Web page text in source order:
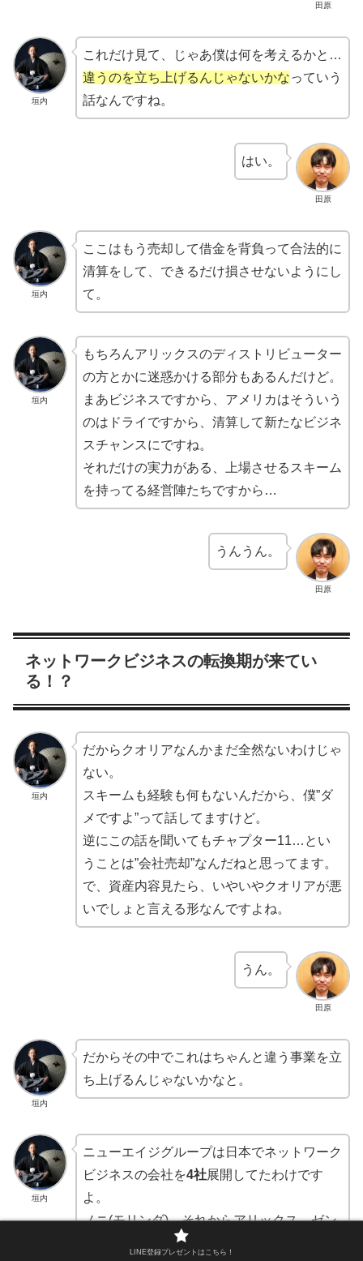
田原
垣内
これだけ見て、じゃあ僕は何を考えるかと…
違うのを立ち上げるんじゃないかなっていう
話なんですね。
田原
はい。
垣内
ここはもう売却して借金を背負って合法的に
清算をして、できるだけ損させないようにし
て。
垣内
もちろんアリックスのディストリビューター
の方とかに迷惑かける部分もあるんだけど。
まあビジネスですから、アメリカはそういう
のはドライですから、清算して新たなビジネ
スチャンスにですね。
それだけの実力がある、上場させるスキーム
を持ってる経営陣たちですから…
田原
うんうん。
ネットワークビジネスの転換期が来てい
る！？
垣内
だからクオリアなんかまだ全然ないわけじゃ
ない。
スキームも経験も何もないんだから、僕”ダ
メですよ”って話してますけど。
逆にこの話を聞いてもチャプター11…とい
うことは”会社売却”なんだねと思ってます。
で、資産内容見たら、いやいやクオリアが悪
いでしょと言える形なんですよね。
田原
うん。
垣内
だからその中でこれはちゃんと違う事業を立
ち上げるんじゃないかなと。
垣内
ニューエイジグループは日本でネットワーク
ビジネスの会社を4社展開してたわけです
よ。
ノニ(モリンダ)、それからアリックス、ゼン
ノア、アライヴン。
LINE登録プレゼントはこちら！